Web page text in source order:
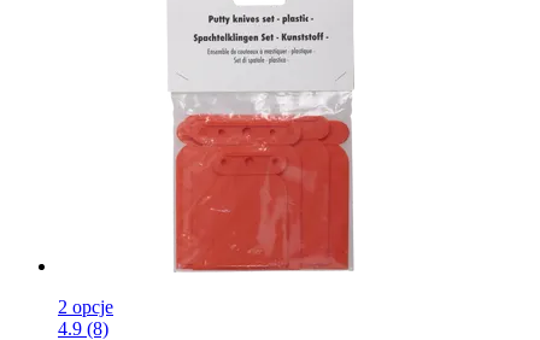
2 opcje
4.9 (8)